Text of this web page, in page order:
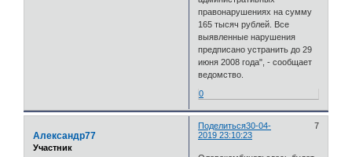
правонарушениях на сумму
165 тысяч рублей. Все
выявленные нарушения
предписано устранить до 29
июня 2008 года", - сообщает
ведомство.
0
Поделиться 7
30-04-
2019 23:10:23
Александр77
Участник